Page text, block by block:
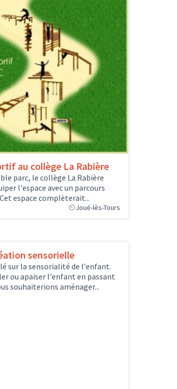
au collège La Rabière
parc, le collège La Rabière
l'espace avec un parcours
espace complèterait...
Joué-lès-Tours
sensorielle
sur la sensorialité de l'enfant.
ou apaiser l'enfant en passant
souhaiterions aménager...